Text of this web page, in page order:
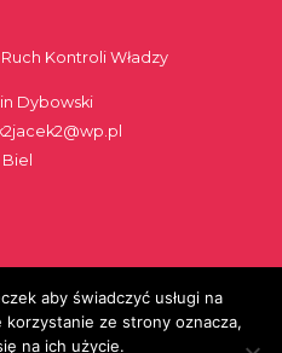
Kontroli Władzy
Dybowski
aby świadczyć usługi na
korzystanie ze strony oznacza,
na ich użycie.